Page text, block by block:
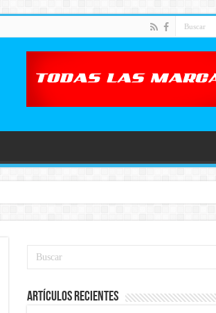
Artículos recientes